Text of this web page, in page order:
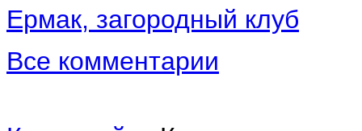
Ермак, загородный клуб
Все комментарии